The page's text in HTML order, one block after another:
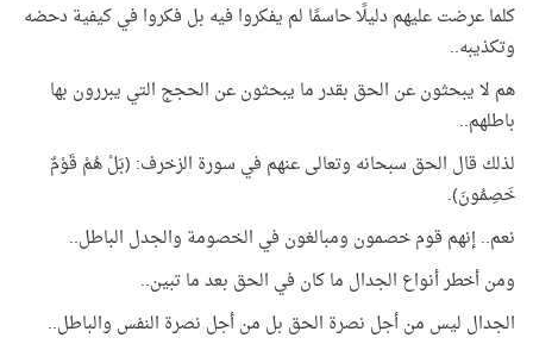
كلما عرضت عليهم دليلًا حاسمًا لم يفكروا فيه بل فكروا في كيفية دحضه
وتكذيبه..
هم لا يبحثون عن الحق بقدر ما يبحثون عن الحجج التي يبررون بها
باطلهم..
لذلك قال الحق سبحانه وتعالى عنهم في سورة الزخرف: (بَلْ هُمْ قَوْمٌ
خَصِمُونَ).
نعم.. إنهم قوم خصمون ومبالغون في الخصومة والجدل الباطل..
ومن أخطر أنواع الجدال ما كان في الحق بعد ما تبين..
الجدال ليس من أجل نصرة الحق بل من أجل نصرة النفس والباطل..